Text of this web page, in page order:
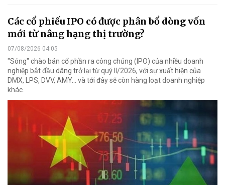
Các cổ phiếu IPO có được phân bổ dòng vốn
mới từ nâng hạng thị trường?
07/08/2026 04:05
"Sóng" chào bán cổ phần ra công chúng (IPO) của nhiều doanh
nghiệp bắt đầu dâng trở lại từ quý II/2026, với sự xuất hiện của
DMX, LPS, DVV, AMY... và tới đây sẽ còn hàng loạt doanh nghiệp
khác.